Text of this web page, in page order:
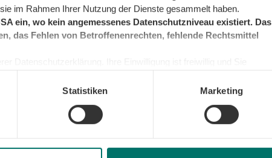
im Rahmen Ihrer Nutzung der Dienste gesammelt haben.
ein, wo kein angemessenes Datenschutzniveau existiert. Das
das Fehlen von Betroffenenrechten, fehlende Rechtsmittel
zu können.Statistiken Marketing
Recordern, DVB-T-Receivern und DSL-
Routern. Trennen Sie diese Geräte nach
Möglichkeit bei Nichtgebrauch vom
6. Energieeffiziente Geräte
kaufen